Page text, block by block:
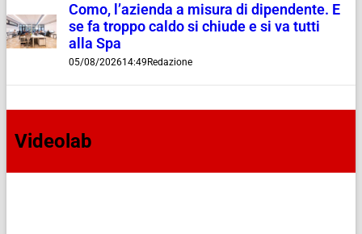
Como, l’azienda a misura di dipendente. E
se fa troppo caldo si chiude e si va tutti
alla Spa
05/08/202614:49 Redazione
Videolab